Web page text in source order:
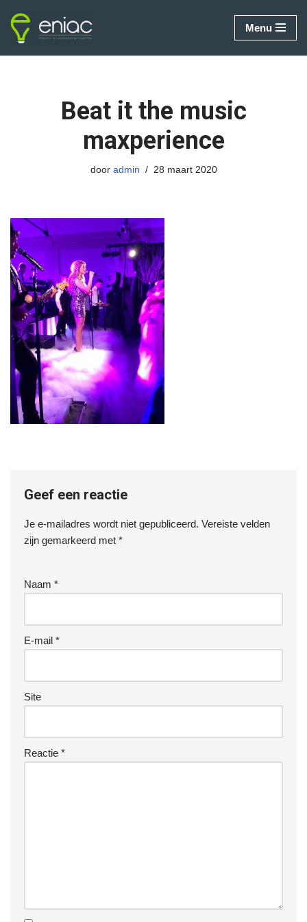
Ga
naar
Menu
Beat it the music
maxperience
door admin 28 maart 2020
Geef een reactie
Je e-mailadres wordt niet gepubliceerd. Vereiste velden
zijn gemarkeerd met *
Naam *
E-mail *
Site
Reactie *